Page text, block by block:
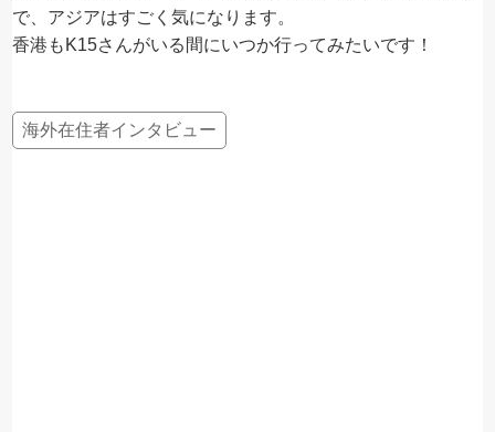
で、アジアはすごく気になります。
香港もK15さんがいる間にいつか行ってみたいです！
海外在住者インタビュー